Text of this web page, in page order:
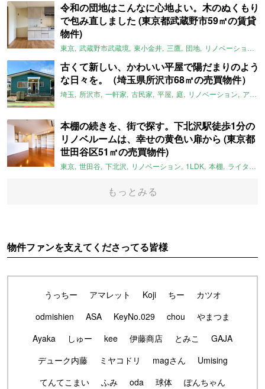
令和の団地はこんなに心地よい。木のぬくもり
で包み直しました (東京都武蔵野市59㎡の賃貸
物件)
東京 武蔵野市武蔵境 東小金井 三鷹 団地 リノベーション
古くて新しい、かわいい平屋で陽だまりのよう
な日々を。（埼玉県所沢市68㎡の売買物件）
埼玉 所沢市 一軒家 古民家 平屋 庭 リノベーション アメリカンハウス
本棚の続きを、街で探す。下北沢駅徒歩1分の
リノベルームは、幸せの黄色い扉から (東京都
世田谷区51㎡の売買物件)
東京 世田谷 下北沢 リノベーション 1LDK 本棚 ライター：ほしりょうこ
もっとみる
物件ファンを支えてくださってる皆様
うっちー アマレット Koji ちー
カツオ
odmishien
ASA KeyNo.029 chou
やまつま
Ayaka
しゅー kee 伊藤商店 とみこ
GAJA
デューク内藤
ミヤコドリ magさん
Umising
てんてこまい
ふみ oda 球体
ぽんちゃん